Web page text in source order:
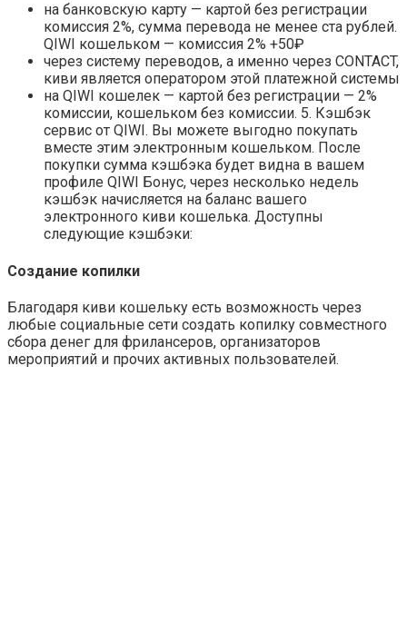
на банковскую карту — картой без регистрации
комиссия 2%, сумма перевода не менее ста рублей.
QIWI кошельком — комиссия 2% +50₽
через систему переводов, а именно через CONTACT,
киви является оператором этой платежной системы
на QIWI кошелек — картой без регистрации — 2%
комиссии, кошельком без комиссии. 5. Кэшбэк
сервис от QIWI. Вы можете выгодно покупать
вместе этим электронным кошельком. После
покупки сумма кэшбэка будет видна в вашем
профиле QIWI Бонус, через несколько недель
кэшбэк начисляется на баланс вашего
электронного киви кошелька. Доступны
следующие кэшбэки:
Создание копилки
Благодаря киви кошельку есть возможность через
любые социальные сети создать копилку совместного
сбора денег для фрилансеров, организаторов
мероприятий и прочих активных пользователей.